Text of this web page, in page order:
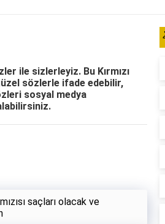
ile sizlerleyiz. Bu Kırmızı
sözlerle ifade edebilir,
sosyal medya
saçları olacak ve